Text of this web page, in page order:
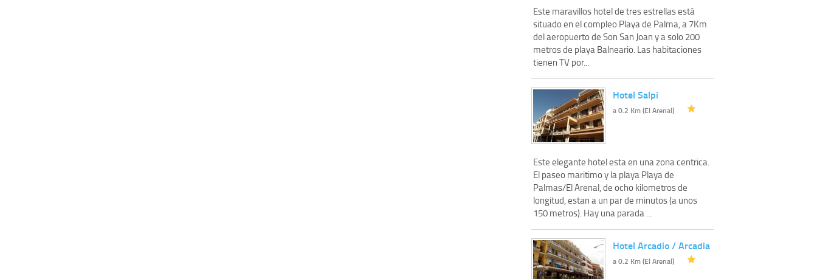
Este maravillos hotel de tres estrellas está
situado en el compleo Playa de Palma, a 7Km
del aeropuerto de Son San Joan y a solo 200
metros de playa Balneario. Las habitaciones
tienen TV por...
Hotel Salpi
a 0.2 Km (El Arenal)
Este elegante hotel esta en una zona centrica.
El paseo maritimo y la playa Playa de
Palmas/El Arenal, de ocho kilometros de
longitud, estan a un par de minutos (a unos
150 metros). Hay una parada ...
Hotel Arcadio / Arcadia
a 0.2 Km (El Arenal)